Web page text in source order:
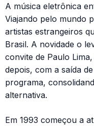
A música eletrônica
Viajando pelo mundo
artistas estrangeiros
Brasil. A novidade o
convite de Paulo
depois, com a saída
programa,
alternativa.
Em 1993 começou a